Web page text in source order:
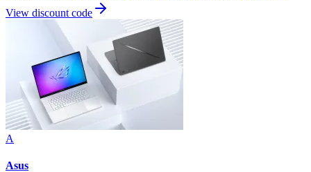
View discount code
A
Asus